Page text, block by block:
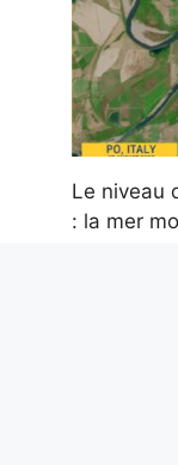
Le niveau
: la mer